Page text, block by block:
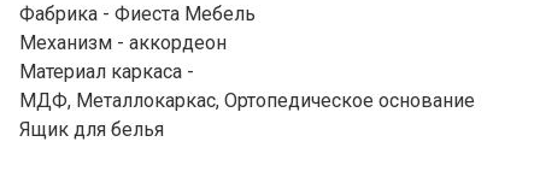
Фабрика - Фиеста Мебель
Механизм - аккордеон
Материал каркаса -
МДФ, Металлокаркас, Ортопедическое основание
Ящик для белья